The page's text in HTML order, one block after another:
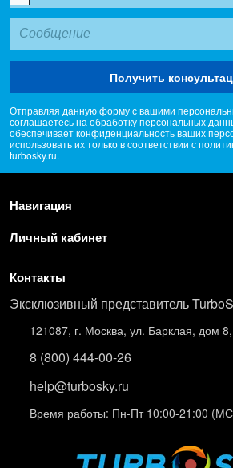
Получить
Отправляя данную форму с вашими
соглашаетесь на обработку персональных
обеспечивает конфиденциальность ваших
использовать их только в соответствии с
turbosky.ru.
Навигация
Личный кабинет
Контакты
Эксклюзивный представитель
121087, г. Москва, ул. Барклая, дом
8 (800) 444-00-26
help@turbosky.ru
Время работы: Пн-Пт 10:00-21:00